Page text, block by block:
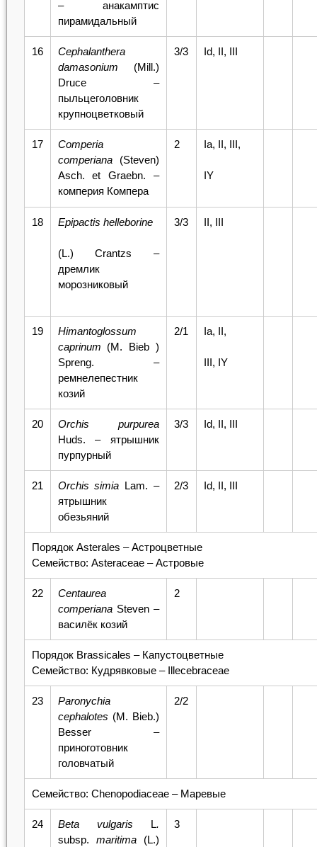
– анакамптис
пирамидальный
16
Cephalanthera
damasonium (Mill.)
Druce –
пыльцеголовник
крупноцветковый
3/3 Id, II, III
17
Comperia
comperiana (Steven)
Asch. et Graebn. –
комперия Компера
2 Iа, II, III,
IY
18 Epipactis helleborine
(L.) Crantzs –
дремлик
морозниковый
3/3 II, III
19
Himantoglossum
caprinum (M. Bieb )
Spreng. –
ремнелепестник
козий
2/1 Iа, II,
III, IY
20
Orchis purpurea
Huds. – ятрышник
пурпурный
3/3 Id, II, III
21 Orchis simia Lam. –
ятрышник
обезьяний
2/3 Id, II, III
Порядок Asterales – Астроцветные
Семейство: Asteraceae – Астровые
22
Centaurea
comperiana Steven –
василёк козий
2
Порядок Вrassicales – Капустоцветные
Семейство: Кудрявковые – Illecebraceae
23
Paronychia
cephalotes (M. Bieb.)
Besser –
приноготовник
головчатый
2/2
Семейство: Chenopodiaceae – Маревые
24 Beta vulgaris L.
subsp. maritima (L.)
3